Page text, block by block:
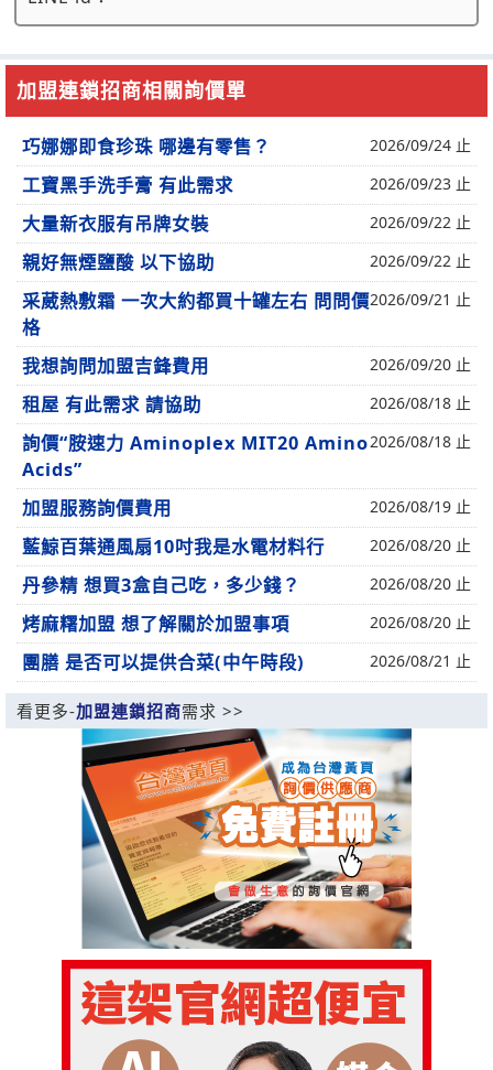
加盟連鎖招商相關詢價單
巧娜娜即食珍珠 哪邊有零售？ 2026/09/24 止
工寶黑手洗手膏 有此需求 2026/09/23 止
大量新衣服有吊牌女裝 2026/09/22 止
親好無煙鹽酸 以下協助 2026/09/22 止
采葳熱敷霜 一次大約都買十罐左右 問問價
格
2026/09/21 止
我想詢問加盟吉鋒費用 2026/09/20 止
租屋 有此需求 請協助 2026/08/18 止
詢價“胺速力 Aminoplex MIT20 Amino
Acids”
2026/08/18 止
加盟服務詢價費用 2026/08/19 止
藍鯨百葉通風扇10吋我是水電材料行 2026/08/20 止
丹參精 想買3盒自己吃，多少錢？ 2026/08/20 止
烤麻糬加盟 想了解關於加盟事項 2026/08/20 止
團膳 是否可以提供合菜(中午時段) 2026/08/21 止
看更多-加盟連鎖招商需求 >>